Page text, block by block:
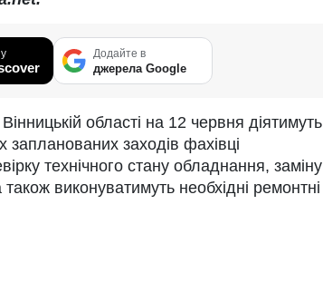
Додайте в
джерела Google
області на 12 червня діятимуть
заходів фахівці
технічного стану обладнання, заміну
виконуватимуть необхідні ремонтні